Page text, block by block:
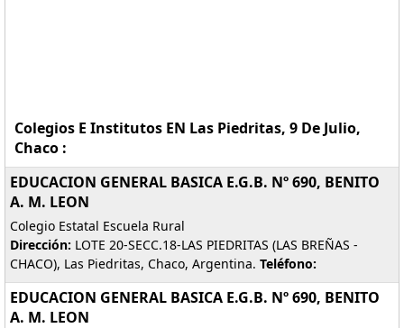
Colegios E Institutos EN Las Piedritas, 9 De Julio,
Chaco :
EDUCACION GENERAL BASICA E.G.B. Nº 690, BENITO
A. M. LEON
Colegio Estatal Escuela Rural
Dirección: LOTE 20-SECC.18-LAS PIEDRITAS (LAS BREÑAS -
CHACO), Las Piedritas, Chaco, Argentina. Teléfono:
EDUCACION GENERAL BASICA E.G.B. Nº 690, BENITO
A. M. LEON